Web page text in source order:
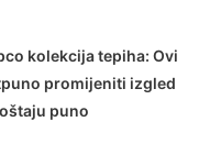
kolekcija tepiha: Ovi
promijeniti izgled
puno